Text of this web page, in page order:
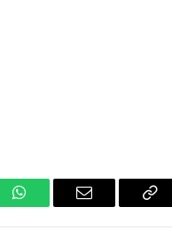
WhatsAppEmail